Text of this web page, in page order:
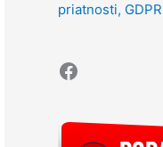
priatnosti, GDPR